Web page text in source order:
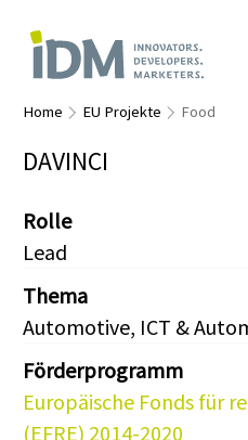
Home EU Projekte Food
DAVINCI
Rolle
Lead
Thema
Automotive, ICT &
Förderprogramm
Europäische Fonds für
(EFRE) 2014-2020